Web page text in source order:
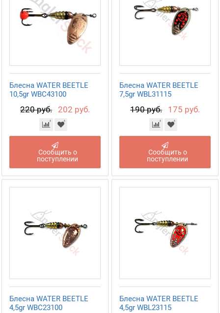
Блесна WATER BEETLE
10,5gr WBC43100
220 руб. 202 руб.
Сообщить о
поступлении
Блесна WATER BEETLE
7,5gr WBL31115
190 руб. 175 руб.
Сообщить о
поступлении
Блесна WATER BEETLE
4,5gr WBC23100
Блесна WATER BEETLE
4,5gr WBL23115